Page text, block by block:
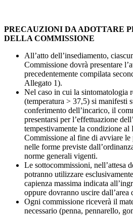
PRECAUZIONI DA ADOTTARE
DELLA COMMISSIONE
All’atto dell’insediamento,
Commissione dovrà presentare
precedentemente compilata
Allegato 1).
Nel caso in cui la sintomatologia
(temperatura > 37,5) si manifesti
conferimento dell’incarico, il
presentarsi per l’effettuazione
tempestivamente la condizione al
Commissione al fine di avviare le
nelle forme previste
norme generali vigenti.
Le sottocommissioni, nell’attesa
potranno utilizzare
capienza massima indicata
oppure dovranno uscire dall’area
Ogni commissione riceverà il
necessario (penna, pennarello,